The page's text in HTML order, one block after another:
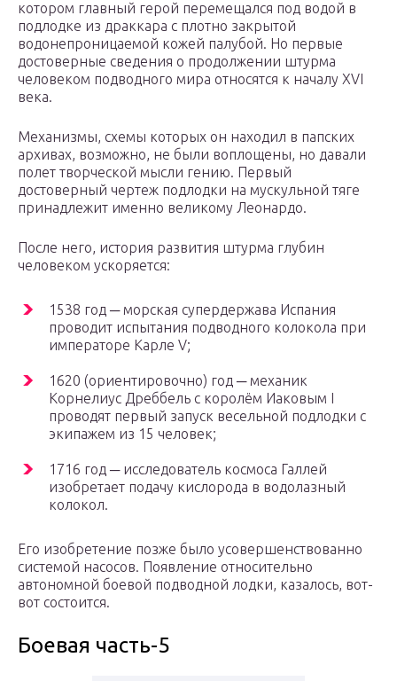
котором главный герой перемещался под водой в
подлодке из драккара с плотно закрытой
водонепроницаемой кожей палубой. Но первые
достоверные сведения о продолжении штурма
человеком подводного мира относятся к началу XVI
века.
Механизмы, схемы которых он находил в папских
архивах, возможно, не были воплощены, но давали
полет творческой мысли гению. Первый
достоверный чертеж подлодки на мускульной тяге
принадлежит именно великому Леонардо.
После него, история развития штурма глубин
человеком ускоряется:
1538 год ─ морская супердержава Испания
проводит испытания подводного колокола при
императоре Карле V;
1620 (ориентировочно) год ─ механик
Корнелиус Дреббель с королём Иаковым I
проводят первый запуск весельной подлодки с
экипажем из 15 человек;
1716 год ─ исследователь космоса Галлей
изобретает подачу кислорода в водолазный
колокол.
Его изобретение позже было усовершенствованно
системой насосов. Появление относительно
автономной боевой подводной лодки, казалось, вот-
вот состоится.
Боевая часть-5